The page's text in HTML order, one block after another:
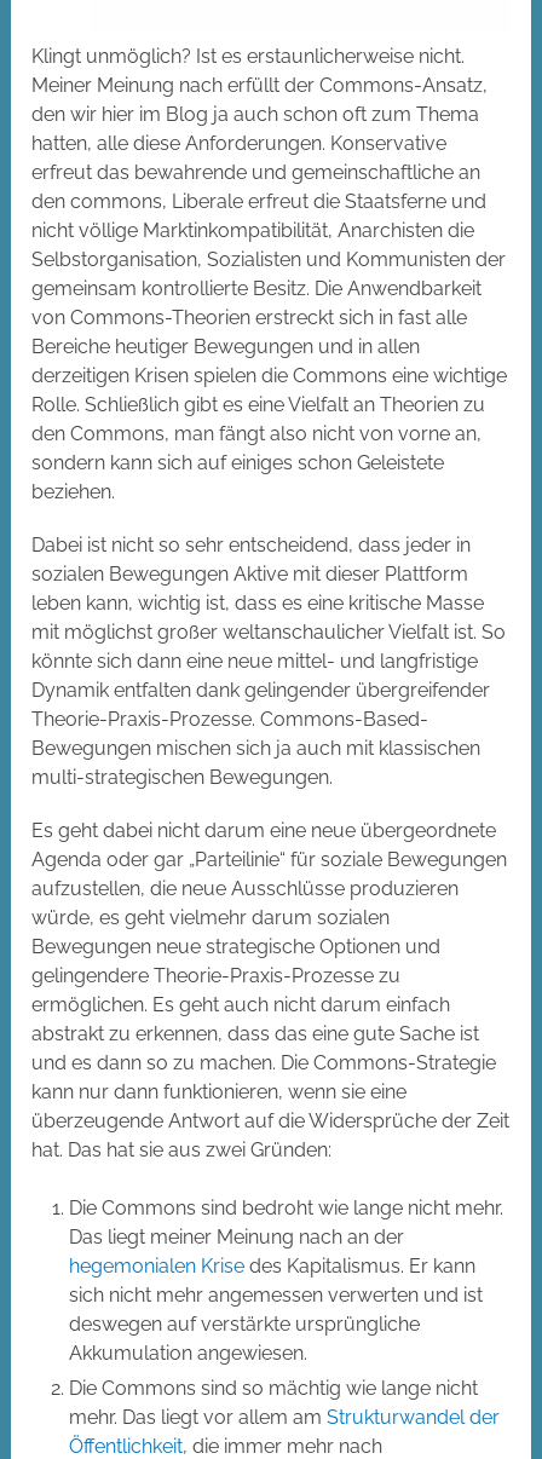
Klingt unmöglich? Ist es erstaunlicherweise nicht.
Meiner Meinung nach erfüllt der Commons-Ansatz,
den wir hier im Blog ja auch schon oft zum Thema
hatten, alle diese Anforderungen. Konservative
erfreut das bewahrende und gemeinschaftliche an
den commons, Liberale erfreut die Staatsferne und
nicht völlige Marktinkompatibilität, Anarchisten die
Selbstorganisation, Sozialisten und Kommunisten der
gemeinsam kontrollierte Besitz. Die Anwendbarkeit
von Commons-Theorien erstreckt sich in fast alle
Bereiche heutiger Bewegungen und in allen
derzeitigen Krisen spielen die Commons eine wichtige
Rolle. Schließlich gibt es eine Vielfalt an Theorien zu
den Commons, man fängt also nicht von vorne an,
sondern kann sich auf einiges schon Geleistete
beziehen.
Dabei ist nicht so sehr entscheidend, dass jeder in
sozialen Bewegungen Aktive mit dieser Plattform
leben kann, wichtig ist, dass es eine kritische Masse
mit möglichst großer weltanschaulicher Vielfalt ist. So
könnte sich dann eine neue mittel- und langfristige
Dynamik entfalten dank gelingender übergreifender
Theorie-Praxis-Prozesse. Commons-Based-
Bewegungen mischen sich ja auch mit klassischen
multi-strategischen Bewegungen.
Es geht dabei nicht darum eine neue übergeordnete
Agenda oder gar „Parteilinie“ für soziale Bewegungen
aufzustellen, die neue Ausschlüsse produzieren
würde, es geht vielmehr darum sozialen
Bewegungen neue strategische Optionen und
gelingendere Theorie-Praxis-Prozesse zu
ermöglichen. Es geht auch nicht darum einfach
abstrakt zu erkennen, dass das eine gute Sache ist
und es dann so zu machen. Die Commons-Strategie
kann nur dann funktionieren, wenn sie eine
überzeugende Antwort auf die Widersprüche der Zeit
hat. Das hat sie aus zwei Gründen:
Die Commons sind bedroht wie lange nicht mehr.
Das liegt meiner Meinung nach an der
hegemonialen Krisedes Kapitalismus. Er kann
sich nicht mehr angemessen verwerten und ist
deswegen auf verstärkte ursprüngliche
Akkumulation angewiesen.
Die Commons sind so mächtig wie lange nicht
mehr. Das liegt vor allem am Strukturwandel der
Öffentlichkeit, die immer mehr nach